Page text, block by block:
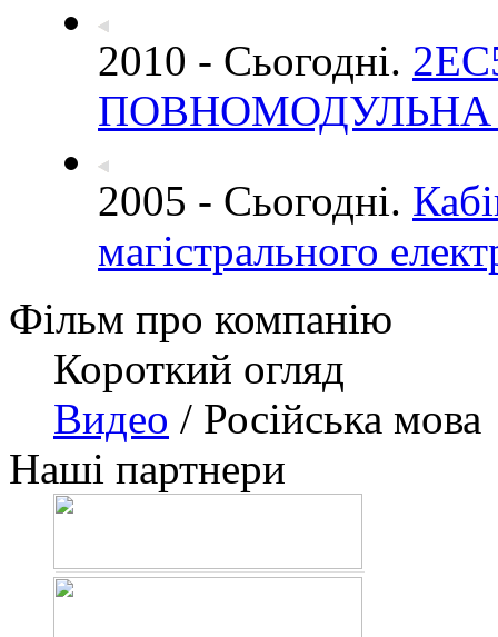
2010 - Сьогодні.
ПОВНОМОДУЛЬНА
2005 - Сьогодні.
магістрального
Фільм про компанію
Короткий огляд
Видео / Російська мова
Наші партнери